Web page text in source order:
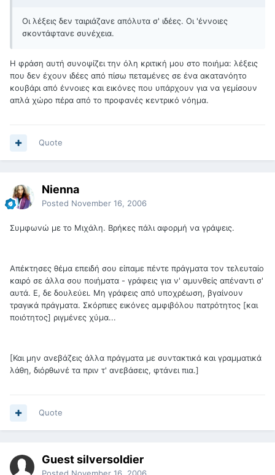
Οι λέξεις δεν ταιριάζανε απόλυτα σ' ιδέες. Οι 'έννοιες
σκοντάφτανε συνέχεια.
H φράση αυτή συνοψίζει την όλη κριτική μου στο ποιήμα: λέξεις
που δεν έχουν ιδέες από πίσω πεταμένες σε ένα ακατανόητο
κουβάρι από έννοιες και εικόνες που υπάρχουν για να γεμίσουν
απλά χώρο πέρα από το προφανές κεντρικό νόημα.
Quote
Nienna
Posted November 16, 2006
Συμφωνώ με το Μιχάλη. Βρήκες πάλι αφορμή να γράψεις.
Απέκτησες θέμα επειδή σου είπαμε πέντε πράγματα τον τελευταίο
καιρό σε άλλα σου ποιήματα - γράφεις για ν' αμυνθείς απέναντι σ'
αυτά. Ε, δε δουλεύει. Μη γράφεις από υποχρέωση, βγαίνουν
τραγικά πράγματα. Σκόρπιες εικόνες αμφιβόλου πατρότητος [και
ποιότητος] ριγμένες χύμα...
[Και μην ανεβάζεις άλλα πράγματα με συντακτικά και γραμματικά
λάθη, διόρθωνέ τα πριν τ' ανεβάσεις, φτάνει πια.]
Quote
Guest silversoldier